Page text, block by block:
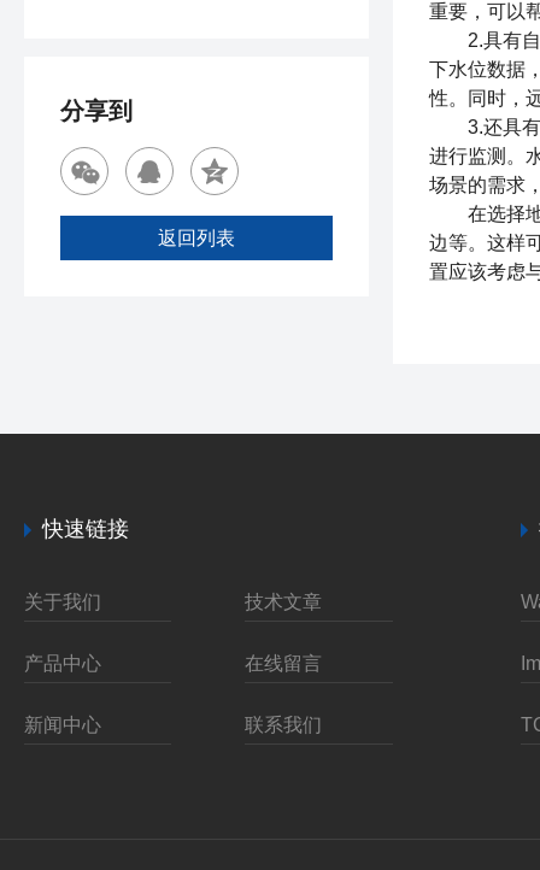
重要，可以
2.具有自
下水位数据
性。同时，
3.还具有
进行监测。
场景的需求
在选择地
边等。这样
置应该考虑
分享到
返回列表
快速链接
关于我们 技术文章
产品中心 在线留言
新闻中心 联系我们